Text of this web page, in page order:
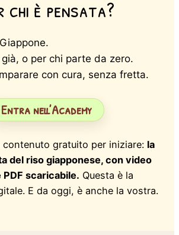
chi è pensata?
o per chi parte da zero.
con cura, senza fretta.
Entra nell’Academy
contenuto gratuito per iniziare: la
del riso giapponese, con video
scaricabile. Questa è la
E da oggi, è anche la vostra.